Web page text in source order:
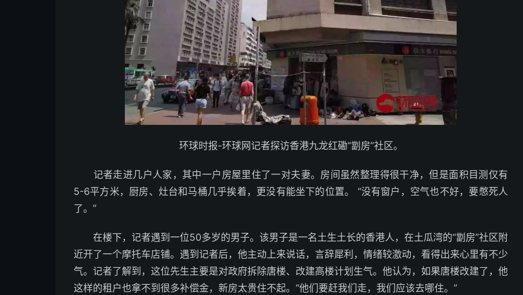
环球时报-环球网记者探访香港九龙红磡“劏房”社区。
记者走进几户人家，其中一户房屋里住了一对夫妻。房间虽然整理得很干净，但是面积目测仅有
5-6平方米，厨房、灶台和马桶几乎挨着，更没有能坐下的位置。 “没有窗户，空气也不好，要憋死人
了。”
在楼下，记者遇到一位50多岁的男子。该男子是一名土生土长的香港人，在土瓜湾的“劏房”社区附
近开了一个摩托车店铺。遇到记者后，他主动上来说话，言辞犀利，情绪较激动，看得出来心里有不少
气。记者了解到，这位先生主要是对政府拆除唐楼、改建高楼计划生气。他认为，如果唐楼改建了，他
这样的租户也拿不到很多补偿金，新房太贵住不起。“他们要赶我们走，我们应该去哪住。”